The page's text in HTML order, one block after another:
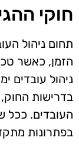
חוקי
תחום ניהול
הזמן, כאשר
ניהול עובדים
בדרישות
העובדים. ככל
בפתרונות